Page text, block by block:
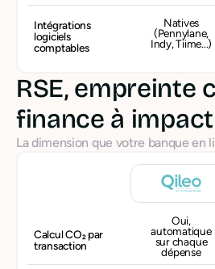
Intégrations
logiciels
comptables
Natives
(Pennylane,
Indy, Tiime...)
RSE, empreinte
finance à impact
La dimension que votre banque en
Calcul CO₂ par
transaction
Oui,
automatique
sur chaque
dépense